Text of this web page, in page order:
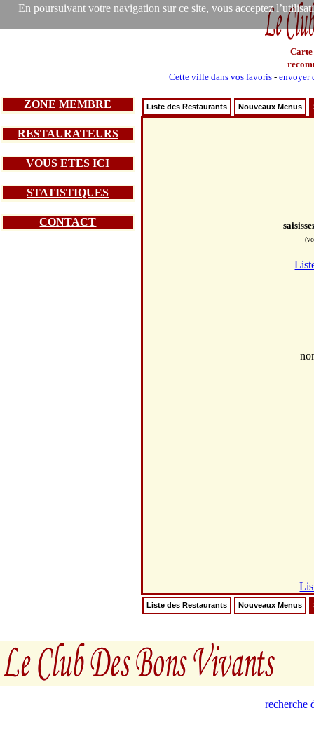
En poursuivant votre navigation sur ce site, vous acceptez
Carte
Cette ville dans vos favoris -envoyer
ZONE MEMBRE
RESTAURATEURS
VOUS ETES ICI
STATISTIQUES
CONTACT
Liste des Restaurants Nouveaux Menus
Liste des Restaurants Nouveaux Menus
recherche